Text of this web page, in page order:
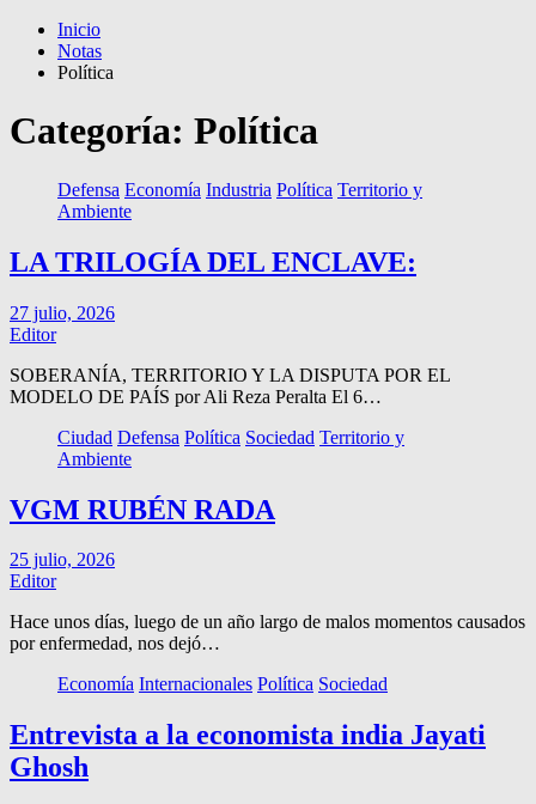
Inicio
Notas
Política
Categoría: Política
Defensa Economía Industria Política Territorio y
Ambiente
LA TRILOGÍA DEL ENCLAVE:
27 julio, 2026
Editor
SOBERANÍA, TERRITORIO Y LA DISPUTA POR EL
MODELO DE PAÍS por Ali Reza Peralta El 6…
Ciudad Defensa Política Sociedad Territorio y
Ambiente
VGM RUBÉN RADA
25 julio, 2026
Editor
Hace unos días, luego de un año largo de malos momentos causados
por enfermedad, nos dejó…
Economía Internacionales Política Sociedad
Entrevista a la economista india Jayati
Ghosh